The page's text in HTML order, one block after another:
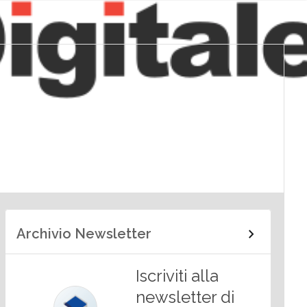
Archivio Newsletter
Iscriviti alla
newsletter di